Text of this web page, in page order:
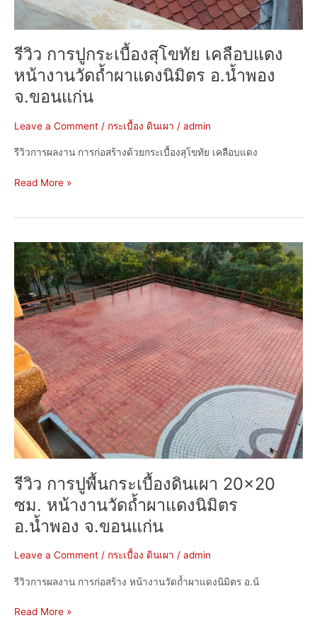
รีวิว การปูกระเบื้องสุโขทัย เคลือบแดง
หน้างานวัดถ้ำผาแดงนิมิตร อ.น้ำพอง
จ.ขอนแก่น
Leave a Comment / กระเบื้อง ดินเผา / admin
รีวิวการผลงาน การก่อสร้างด้วยกระเบื้องสุโขทัย เคลือบแดง
แดง
จ.ขอนแก่น
Read More »
รีวิว การปูพื้นกระเบื้องดินเผา 20×20
ซม. หน้างานวัดถ้ำผาแดงนิมิตร
อ.น้ำพอง จ.ขอนแก่น
Leave a Comment / กระเบื้อง ดินเผา / admin
รีวิวการผลงาน การก่อสร้าง หน้างานวัดถ้ำผาแดงนิมิตร อ.น้
รีวิว
การ
พื้น
กระเบื้อง
ดิน
เผา
20×20
ซม.
หน้า
งาน
วัด
ถ้ำ
ผา
นิมิตร
อ.น้ำพอง
จ.ขอนแก่น
Read More »